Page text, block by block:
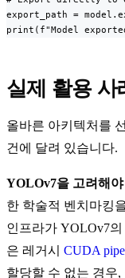
export_path =
print(f"Model
실제 활용 사
올바른 아키텍처를
건에 달려 있습니다.
YOLOv7을 고려해
한 학술적 벤치마킹
인프라가 YOLOv7
은 레거시 CUDA
할당할 수 없는 경우